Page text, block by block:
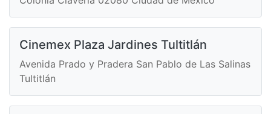
Cinemex Plaza Jardines Tultitlán
Avenida Prado y Pradera San Pablo de Las Salinas
Tultitlán